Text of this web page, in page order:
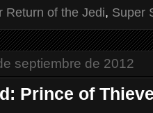
Return of the Jedi, Super
septiembre de 2012
Prince of